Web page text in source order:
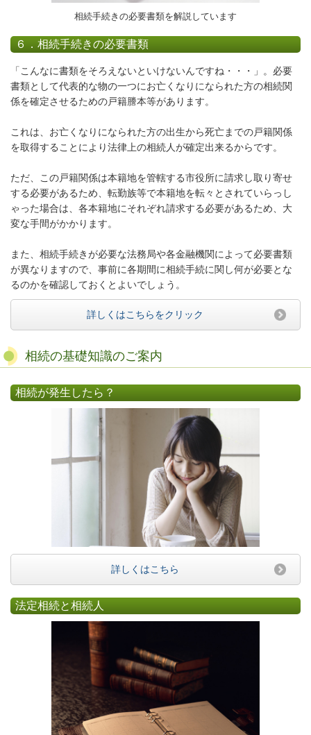
相続手続きの必要書類を解説しています
６．相続手続きの必要書類
「こんなに書類をそろえないといけないんですね・・・」。必要
書類として代表的な物の一つにお亡くなりになられた方の相続関
係を確定させるための戸籍謄本等があります。
これは、お亡くなりになられた方の出生から死亡までの戸籍関係
を取得することにより法律上の相続人が確定出来るからです。
ただ、この戸籍関係は本籍地を管轄する市役所に請求し取り寄せ
する必要があるため、転勤族等で本籍地を転々とされていらっし
ゃった場合は、各本籍地にそれぞれ請求する必要があるため、大
変な手間がかかります。
また、相続手続きが必要な法務局や各金融機関によって必要書類
が異なりますので、事前に各期間に相続手続に関し何が必要とな
るのかを確認しておくとよいでしょう。
詳しくはこちらをクリック
相続の基礎知識のご案内
相続が発生したら？
詳しくはこちら
法定相続と相続人